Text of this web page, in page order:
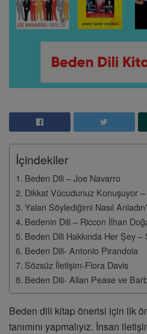
İçindekiler
Beden Dili – Joe Navarro
Dikkat Vücudunuz Konuşuyor
Yalan Söylediğimi Nasıl
Bedenin Dili – Riccon İlhan
Beden Dili Hakkında Her Şey –
Beden Dili- Antonio Pirandola
Sözsüz İletişim-Flora Davis
Beden Dili- Allan Pease ve
Beden dili kitap önerisi için ilk
tanımını yapmalıyız. İnsan